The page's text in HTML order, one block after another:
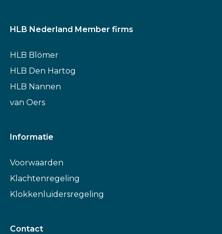
HLB Nederland Member firms
HLB Blömer
HLB Den Hartog
HLB Nannen
van Oers
Informatie
Voorwaarden
Klachtenregeling
Klokkenluidersregeling
Contact